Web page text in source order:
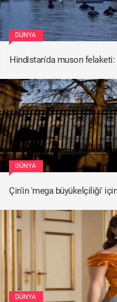
DÜNYA
Hindistan'da muson felaketi:
DÜNYA
Çin'in 'mega büyükelçiliği'
DÜNYA